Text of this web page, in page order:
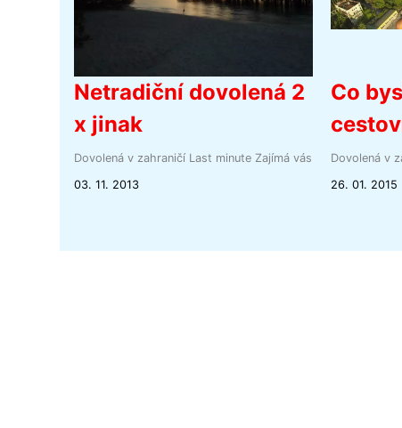
Netradiční dovolená 2
x jinak
Dovolená v zahraničí Last minute Zajímá vás
03. 11. 2013
Co
Dovolená v
26. 01. 2015